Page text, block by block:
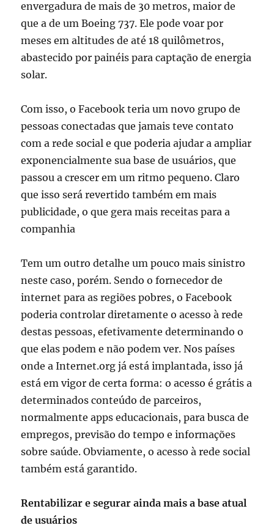
envergadura de mais de 30 metros, maior de
que a de um Boeing 737. Ele pode voar por
meses em altitudes de até 18 quilômetros,
abastecido por painéis para captação de energia
solar.
Com isso, o Facebook teria um novo grupo de
pessoas conectadas que jamais teve contato
com a rede social e que poderia ajudar a ampliar
exponencialmente sua base de usuários, que
passou a crescer em um ritmo pequeno. Claro
que isso será revertido também em mais
publicidade, o que gera mais receitas para a
companhia
Tem um outro detalhe um pouco mais sinistro
neste caso, porém. Sendo o fornecedor de
internet para as regiões pobres, o Facebook
poderia controlar diretamente o acesso à rede
destas pessoas, efetivamente determinando o
que elas podem e não podem ver. Nos países
onde a Internet.org já está implantada, isso já
está em vigor de certa forma: o acesso é grátis a
determinados conteúdo de parceiros,
normalmente apps educacionais, para busca de
empregos, previsão do tempo e informações
sobre saúde. Obviamente, o acesso à rede social
também está garantido.
Rentabilizar e segurar ainda mais a base atual
de usuários